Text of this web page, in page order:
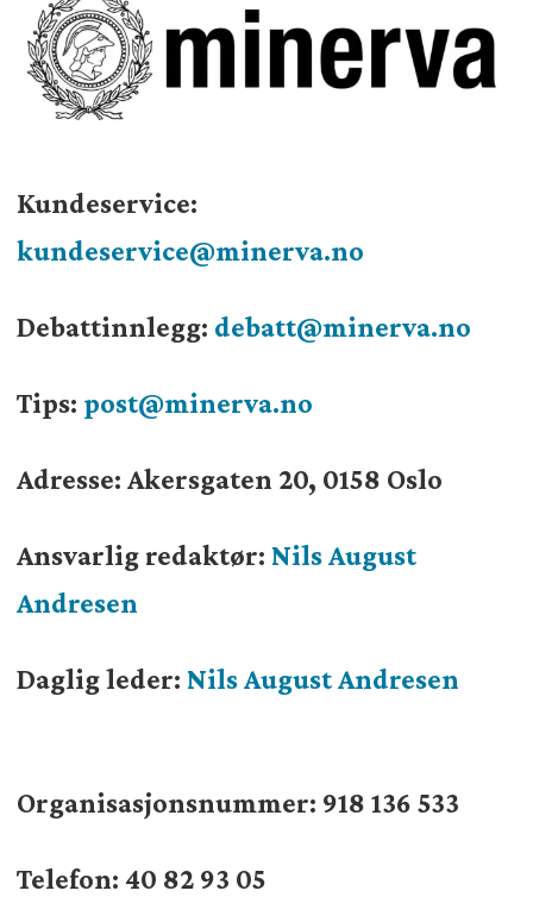
Kundeservice:
kundeservice@minerva.no
Debattinnlegg: debatt@minerva.no
Tips: post@minerva.no
Adresse: Akersgaten 20, 0158 Oslo
Ansvarlig redaktør: Nils August
Andresen
Daglig leder: Nils August Andresen
Organisasjonsnummer: 918 136 533
Telefon: 40 82 93 05